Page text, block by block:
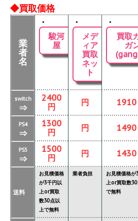
◆買取価格
業
者
名
・
駿河
屋
・
メデ
ィア
買取
ネッ
ト
・
買取
ガ
switch
⇒
2400
円
円 1910
PS4
⇒
1300
円
円 1490
PS5
⇒
1500
円
円 1430
送料
お見積価格
が3千円以
上or買取
数30点以
上で無料
業者負担
お見積価格が
上or買取数
で無料